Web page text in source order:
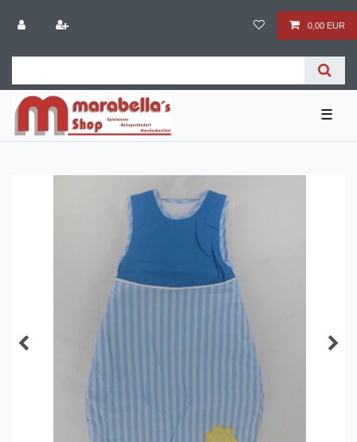
0,00 EUR
☰